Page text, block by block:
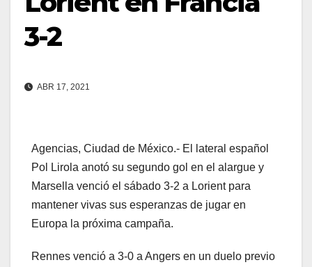
3-2
ABR 17, 2021
Agencias, Ciudad de México.- El lateral español
Pol Lirola anotó su segundo gol en el alargue y
Marsella venció el sábado 3-2 a Lorient para
mantener vivas sus esperanzas de jugar en
Europa la próxima campaña.
Rennes venció a 3-0 a Angers en un duelo previo